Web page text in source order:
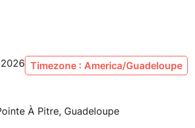
Timezone : America/Guadeloupe
À Pitre, Guadeloupe